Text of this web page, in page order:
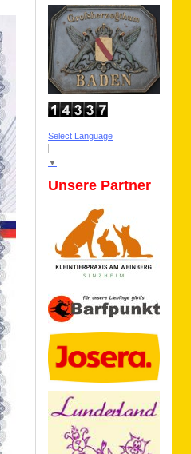
Select Language
▼
Unsere Partner